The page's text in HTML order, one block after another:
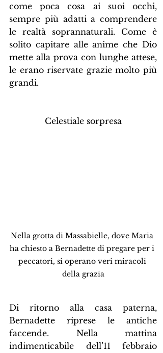
come poca cosa ai suoi occhi,
sempre più adatti a comprendere
le realtà soprannaturali. Come è
solito capitare alle anime che Dio
mette alla prova con lunghe attese,
le erano riservate grazie molto più
grandi.
Celestiale sorpresa
Nella grotta di Massabielle, dove Maria
ha chiesto a Bernadette di pregare per i
peccatori, si operano veri miracoli
della grazia
Di ritorno alla casa paterna,
Bernadette riprese le antiche
faccende. Nella mattina
indimenticabile dell’11 febbraio